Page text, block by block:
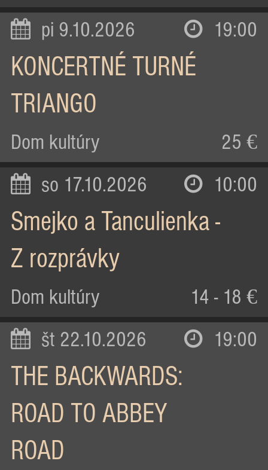
pi 9.10.2026 19:00
KONCERTNÉ TURNÉ
TRIANGO
Dom kultúry 25 €
so 17.10.2026 10:00
Smejko a Tanculienka -
Z rozprávky
Dom kultúry 14 - 18 €
št 22.10.2026 19:00
THE BACKWARDS:
ROAD TO ABBEY
ROAD